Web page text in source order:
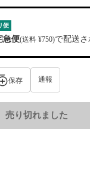
便
急便(送料 ¥750)で配送さ
保存 通報
売り切れました